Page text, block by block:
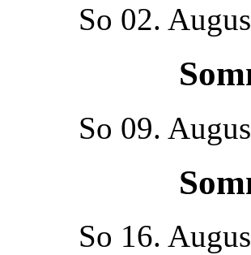
So 02.
So 09.
So 16.